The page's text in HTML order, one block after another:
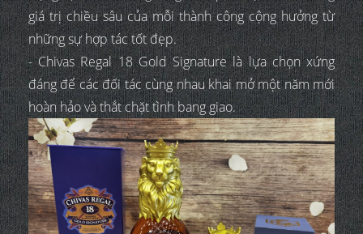
giá trị chiều sâu của mỗi thành công cộng hưởng từ
những sự hợp tác tốt đẹp.
- Chivas Regal 18 Gold Signature là lựa chọn xứng
đáng để các đối tác cùng nhau khai mở một năm mới
hoàn hảo và thắt chặt tình bang giao.